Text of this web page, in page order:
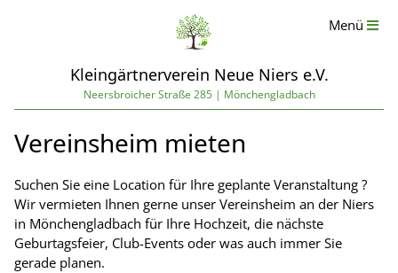
Menü
Kleingärtnerverein Neue Niers e.V.
Neersbroicher Straße 285 | Mönchengladbach
Vereinsheim mieten
Suchen Sie eine Location für Ihre geplante Veranstaltung ?
Wir vermieten Ihnen gerne unser Vereinsheim an der Niers
in Mönchengladbach für Ihre Hochzeit, die nächste
Geburtagsfeier, Club-Events oder was auch immer Sie
gerade planen.